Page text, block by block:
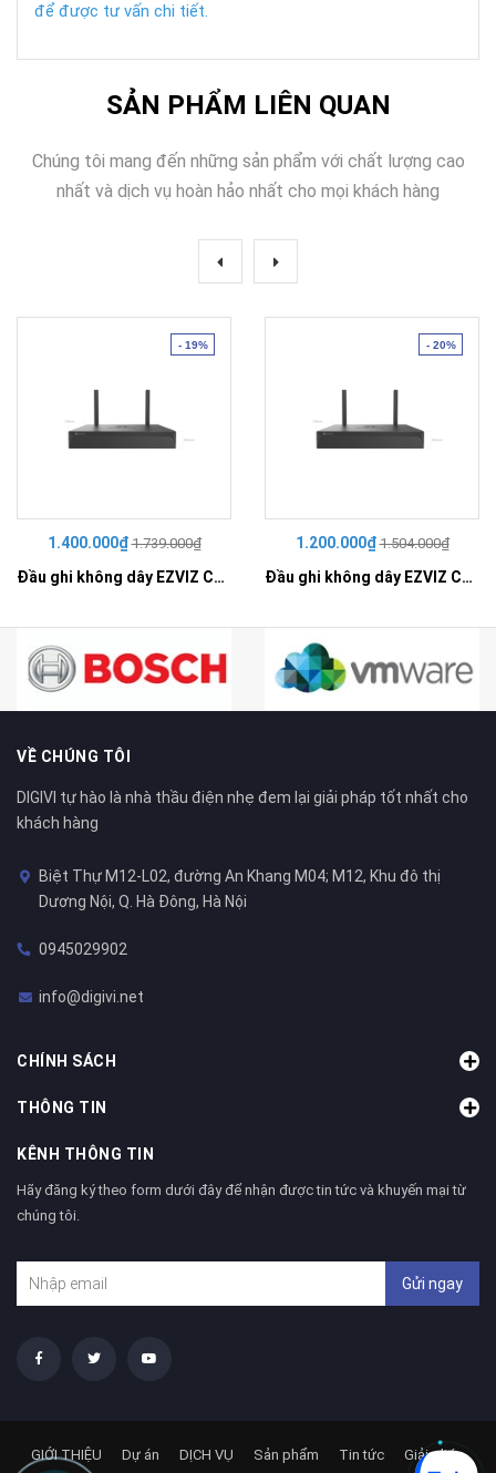
để được tư vấn chi tiết.
SẢN PHẨM LIÊN QUAN
Chúng tôi mang đến những sản phẩm với chất lượng cao
nhất và dịch vụ hoàn hảo nhất cho mọi khách hàng
- 19%
1.400.000₫1.739.000₫
Đầu ghi không dây EZVIZ CS-X5S-R100-8W
- 20%
1.200.000₫1.504.000₫
Đầu ghi không dây EZVIZ CS-X5S-R100-4W
VỀ CHÚNG TÔI
DIGIVI tự hào là nhà thầu điện nhẹ đem lại giải pháp tốt nhất cho
khách hàng
Biệt Thự M12-L02, đường An Khang M04; M12, Khu đô thị
Dương Nội, Q. Hà Đông, Hà Nội
0945029902
info@digivi.net
CHÍNH SÁCH
THÔNG TIN
KÊNH THÔNG TIN
Hãy đăng ký theo form dưới đây để nhận được tin tức và khuyến mại từ
chúng tôi.
Gửi ngay
GIỚI THIỆU Dự án DỊCH VỤ Sản phẩm Tin tức Giải pháp